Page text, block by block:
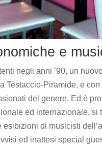
e
negli anni ’90, un
Testaccio-Piramide, e
del genere. Ed è
ed internazionale,
esibizioni di musicisti
ed inattesi special